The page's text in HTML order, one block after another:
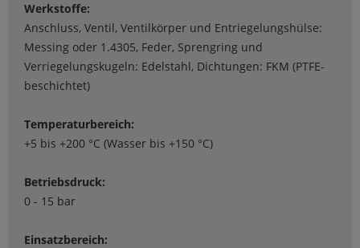
Werkstoffe:
Anschluss, Ventil, Ventilkörper und Entriegelungshülse:
Messing oder 1.4305, Feder, Sprengring und
Verriegelungskugeln: Edelstahl, Dichtungen: FKM (PTFE-
beschichtet)
Temperaturbereich:
+5 bis +200 °C (Wasser bis +150 °C)
Betriebsdruck:
0 - 15 bar
Einsatzbereich: